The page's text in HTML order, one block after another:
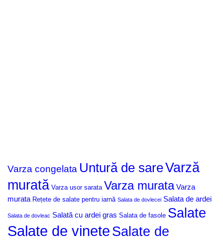
Varza congelata Untură de sareVarză
murată Varza usor sarata Varza murata Varza
murata Rețete de salate pentru iarnă Salata de dovlecei Salata de ardei
Salata de dovleac Salată cu ardei gras Salata de fasole Salate
Salate de vinete Salate de